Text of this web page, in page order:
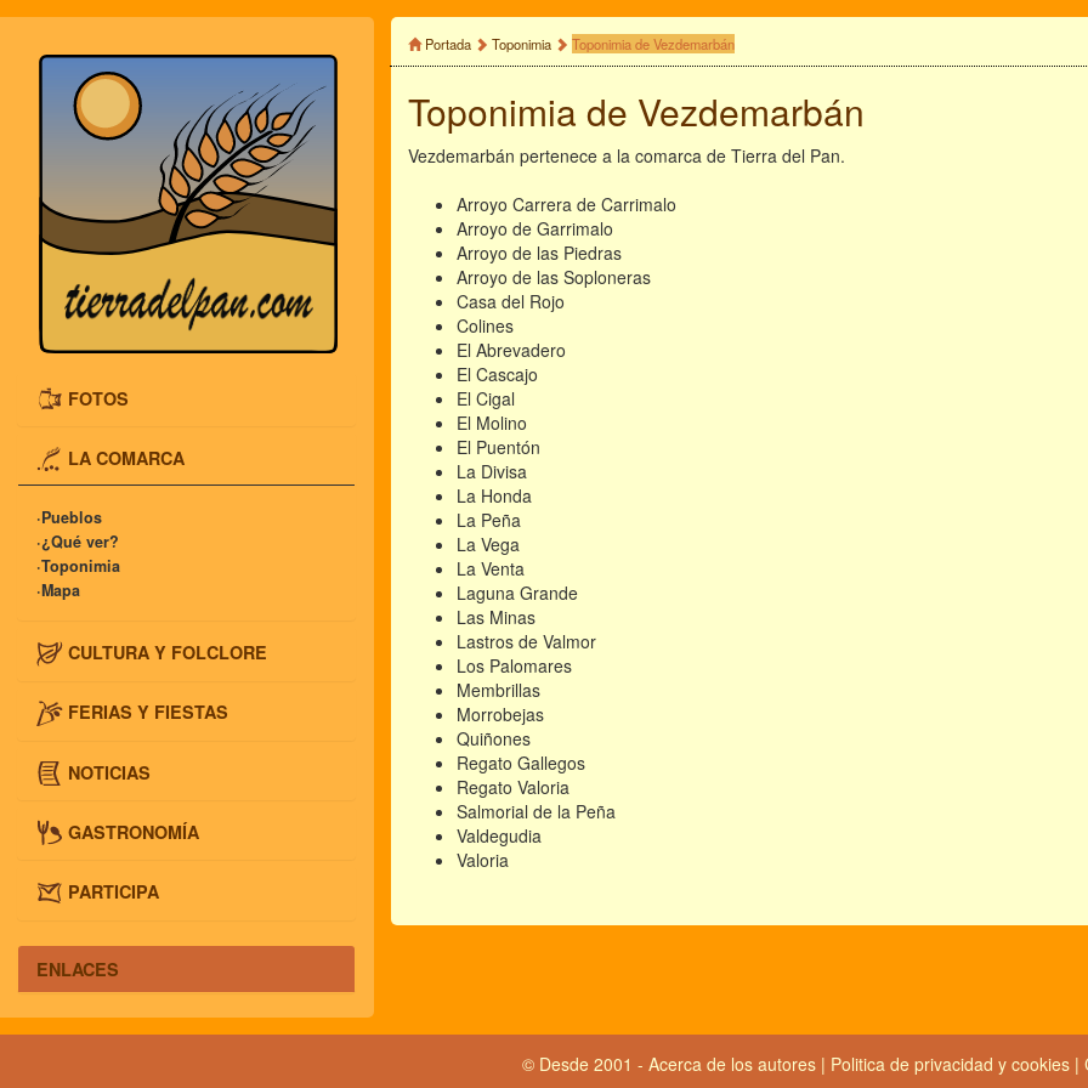
FOTOS
LA COMARCA
·Pueblos
·¿Qué ver?
·Toponimia
·Mapa
CULTURA Y FOLCLORE
FERIAS Y FIESTAS
NOTICIAS
GASTRONOMÍA
PARTICIPA
ENLACES
Portada Toponimia Toponimia de Vezdemarbán
Toponimia de Vezdemarbán
Vezdemarbán pertenece a la comarca de Tierra del Pan.
Arroyo Carrera de Carrimalo
Arroyo de Garrimalo
Arroyo de las Piedras
Arroyo de las Soploneras
Casa del Rojo
Colines
El Abrevadero
El Cascajo
El Cigal
El Molino
El Puentón
La Divisa
La Honda
La Peña
La Vega
La Venta
Laguna Grande
Las Minas
Lastros de Valmor
Los Palomares
Membrillas
Morrobejas
Quiñones
Regato Gallegos
Regato Valoria
Salmorial de la Peña
Valdegudia
Valoria
© Desde 2001 - Acerca de los autores| Politica de privacidad y cookies |